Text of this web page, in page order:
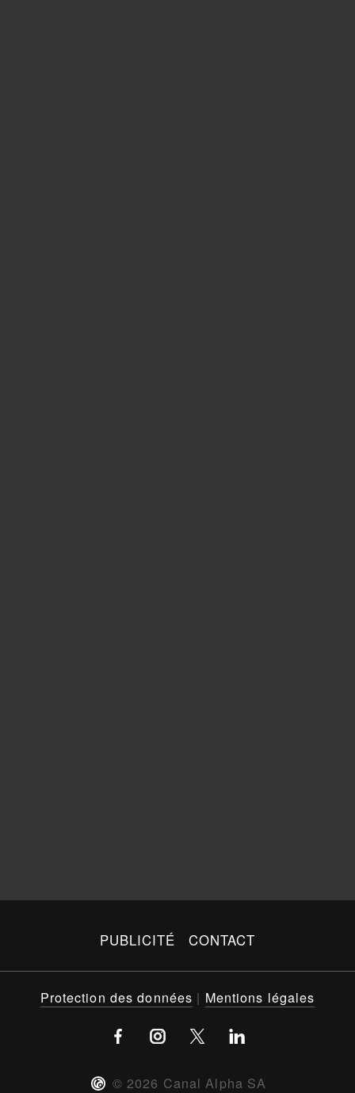
PUBLICITÉ CONTACT
© 2026 Canal Alpha SA
Protection des données | Mentions légales